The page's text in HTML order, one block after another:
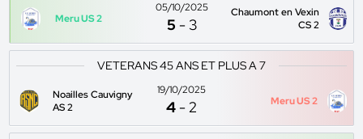
Meru US 2
05/10/2025
5 - 3
Chaumont en Vexin
CS 2
VETERANS 45 ANS ET PLUS A 7
Noailles Cauvigny
AS 2
19/10/2025
4 -2 Meru US 2